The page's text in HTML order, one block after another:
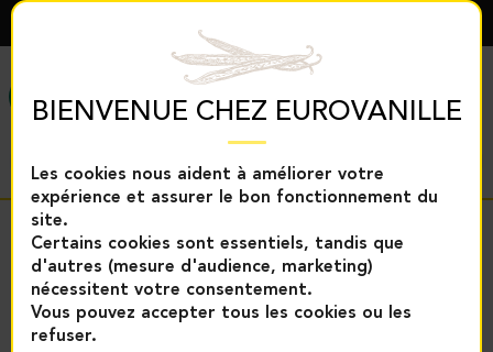
BIENVENUE CHEZ EUROVANILLE
Les cookies nous aident à améliorer votre
expérience et assurer le bon fonctionnement du
site.
Certains cookies sont essentiels, tandis que
d'autres (mesure d'audience, marketing)
nécessitent votre consentement.
Vous pouvez accepter tous les cookies ou les
refuser.
MENU
Retour
Accueil
Epices et aides à la pâtisserie
Aides à la pâtisserie
Fruits secs Noix de Pecan -